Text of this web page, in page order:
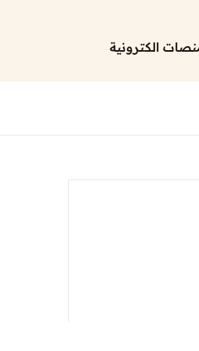
الكترونية